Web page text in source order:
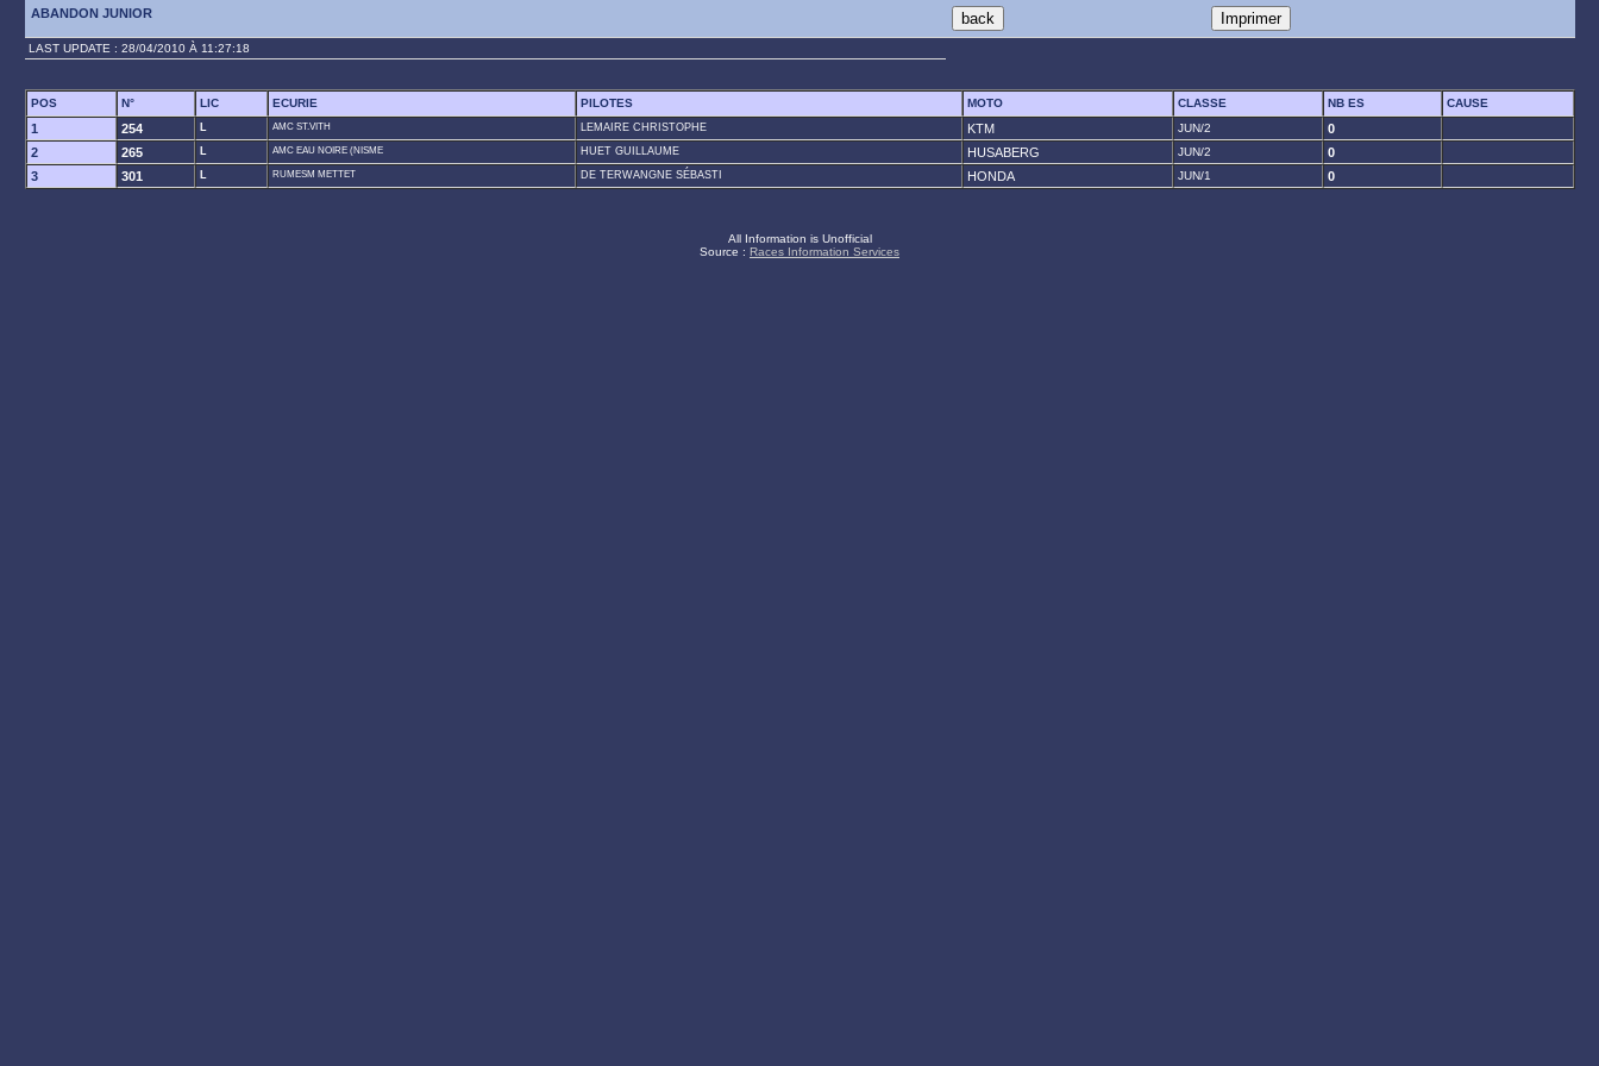
ABANDON JUNIOR
LAST UPDATE : 28/04/2010 À 11:27:18
POS N° LIC ECURIE PILOTES MOTO CLASSE NB ES CAUSE
1 254 L AMC ST.VITH LEMAIRE CHRISTOPHE KTM JUN/2
0
2
265 L AMC EAU NOIRE (NISME HUET GUILLAUME HUSABERG JUN/2
0
3
301 L RUMESM METTET DE TERWANGNE SÉBASTI HONDA JUN/1 0
All Information is Unofficial
Source : Races Information Services